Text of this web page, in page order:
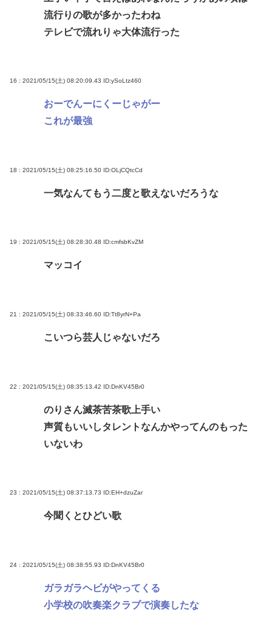
流行りの歌が多かったわね
テレビで流れりゃ大体流行った
16 : 2021/05/15(土) 08:20:09.43 ID:ySoLtz460
おーでんーにくーじゃがー
これが最強
18 : 2021/05/15(土) 08:25:16.50 ID:OLjCQtcCd
一気なんてもう二度と歌えないだろうな
19 : 2021/05/15(土) 08:28:30.48 ID:cmfsbKvZM
マッコイ
21 : 2021/05/15(土) 08:33:46.60 ID:Tt8yrN+Pa
こいつら芸人じゃないだろ
22 : 2021/05/15(土) 08:35:13.42 ID:DnKV45Br0
のりさん滅茶苦茶歌上手い
声質もいいしタレントなんかやってんのもった
いないわ
23 : 2021/05/15(土) 08:37:13.73 ID:EH+dzuZar
今聞くとひどい歌
24 : 2021/05/15(土) 08:38:55.93 ID:DnKV45Br0
ガラガラヘビがやってくる
小学校の吹奏楽クラブで演奏したな